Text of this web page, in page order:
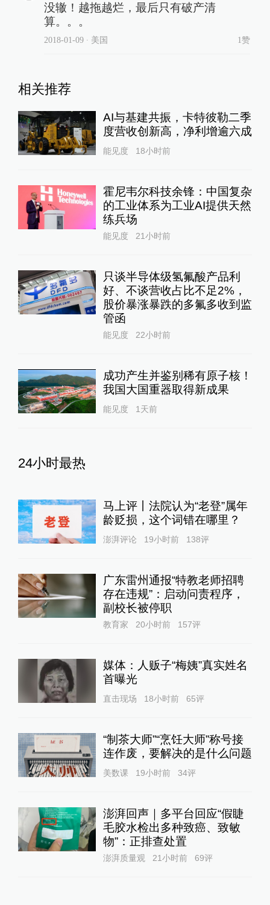
没辙！越拖越烂，最后只有破产清
算。。。
2018-01-09∙ 美国 1赞
相关推荐
AI与基建共振，卡特彼勒二季
度营收创新高，净利增逾六成
能见度 18小时前
霍尼韦尔科技余锋：中国复杂
的工业体系为工业AI提供天然
练兵场
能见度 21小时前
只谈半导体级氢氟酸产品利
好、不谈营收占比不足2%，
股价暴涨暴跌的多氟多收到监
管函
能见度 22小时前
成功产生并鉴别稀有原子核！
我国大国重器取得新成果
能见度 1天前
24小时最热
马上评丨法院认为“老登”属年
龄贬损，这个词错在哪里？
澎湃评论 19小时前 138评
广东雷州通报“特教老师招聘
存在违规”：启动问责程序，
副校长被停职
教育家 20小时前 157评
媒体：人贩子“梅姨”真实姓名
首曝光
直击现场 18小时前 65评
“制茶大师”“烹饪大师”称号接
连作废，要解决的是什么问题
美数课 19小时前 34评
澎湃回声｜多平台回应“假睫
毛胶水检出多种致癌、致敏
物”：正排查处置
澎湃质量观 21小时前 69评